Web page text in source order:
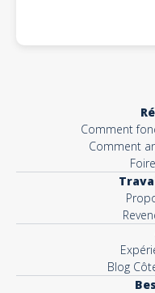
Comment
Comment
Blog